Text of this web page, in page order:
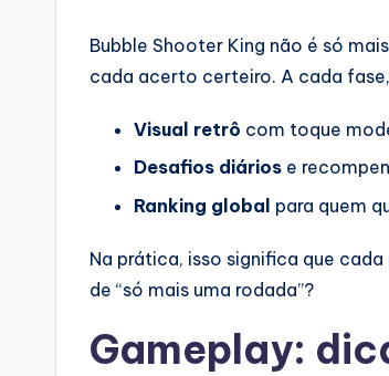
Bubble Shooter King não é só
cada acerto certeiro. A cada
Visual retrô com toque
Desafios diários e
Ranking global para quem
Na prática, isso significa que
de “só mais uma rodada”?
Gameplay: